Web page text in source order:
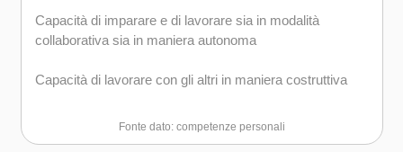
Capacità di imparare e di lavorare sia in modalità
collaborativa sia in maniera autonoma
Capacità di lavorare con gli altri in maniera costruttiva
Capacità di comunicare costruttivamente in ambienti
Fonte dato: competenze personali